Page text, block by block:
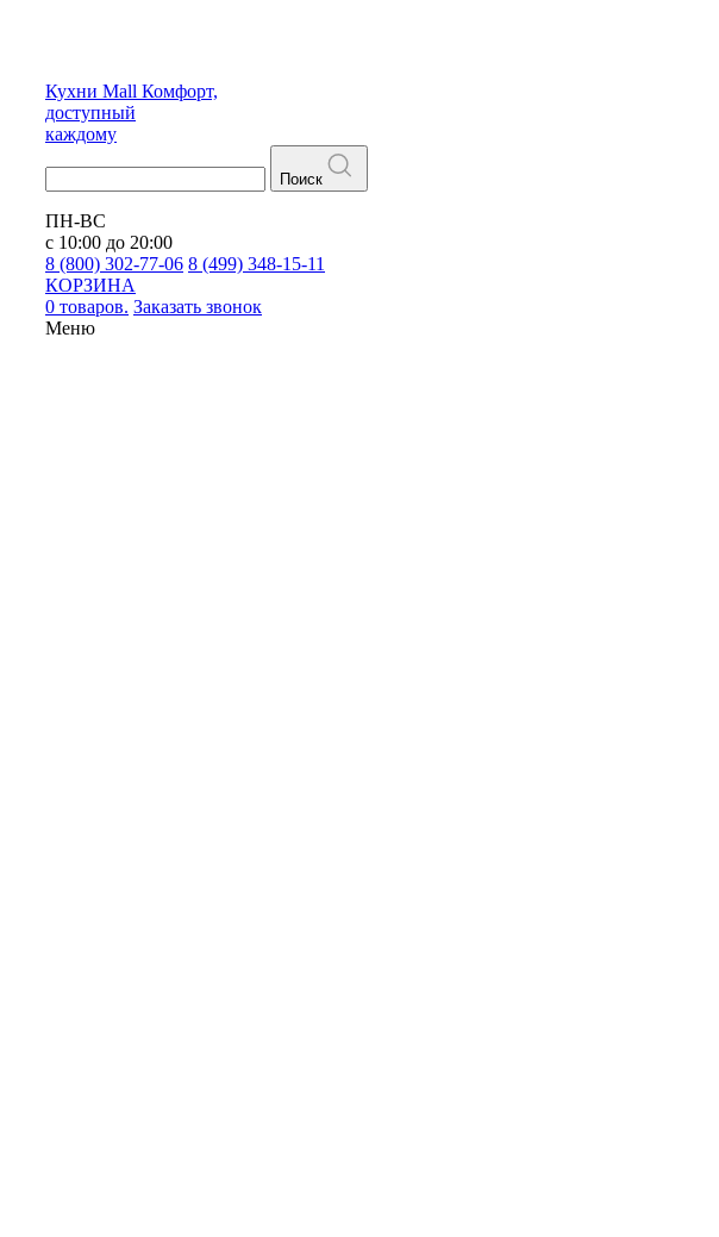
Кухни Mall Комфорт,
доступный
каждому
Поиск
ПН-ВС
с 10:00 до 20:00
8 (800) 302-77-06 8 (499) 348-15-11
КОРЗИНА
0 товаров. Заказать звонок
Меню